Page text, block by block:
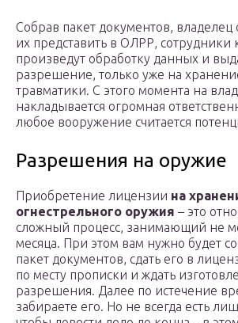
Собрав пакет документов, владелец
их представить в ОЛРР, сотрудники
произведут обработку данных и
разрешение, только уже на
травматики. С этого момента на
накладывается огромная
любое вооружение считается
Разрешения на оружие
Приобретение лицензии на
огнестрельного оружия – это
сложный процесс, занимающий не
месяца. При этом вам нужно будет
пакет документов, сдать его в
по месту прописки и ждать
разрешения. Далее по истечение
забираете его. Но не всегда есть